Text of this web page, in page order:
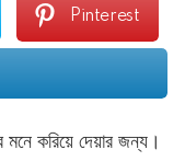
Pinterest
করিয়ে দেয়ার জন্য।